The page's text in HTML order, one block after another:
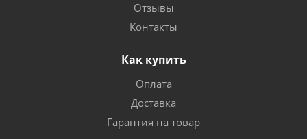
Отзывы
Контакты
Как купить
Оплата
Доставка
Гарантия на товар